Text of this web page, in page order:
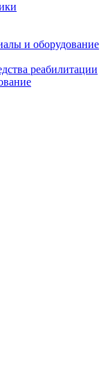
и оборудование
реабилитации